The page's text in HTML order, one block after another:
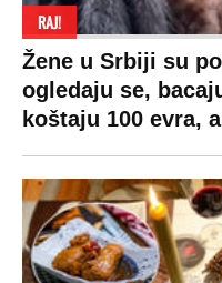
RAJ!
Žene u Srbiji su
ogledaju se,
koštaju 100 evra,